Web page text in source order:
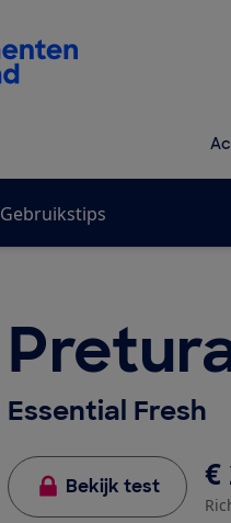
de Consumentenbond
Gebruikstips
Essential Fresh
Bekijk test €